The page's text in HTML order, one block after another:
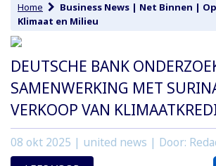
Home Business News | Net Binnen |
Klimaat en Milieu
DEUTSCHE BANK
SAMENWERKING MET
VERKOOP VAN
08 okt 2025 | united news | Door: